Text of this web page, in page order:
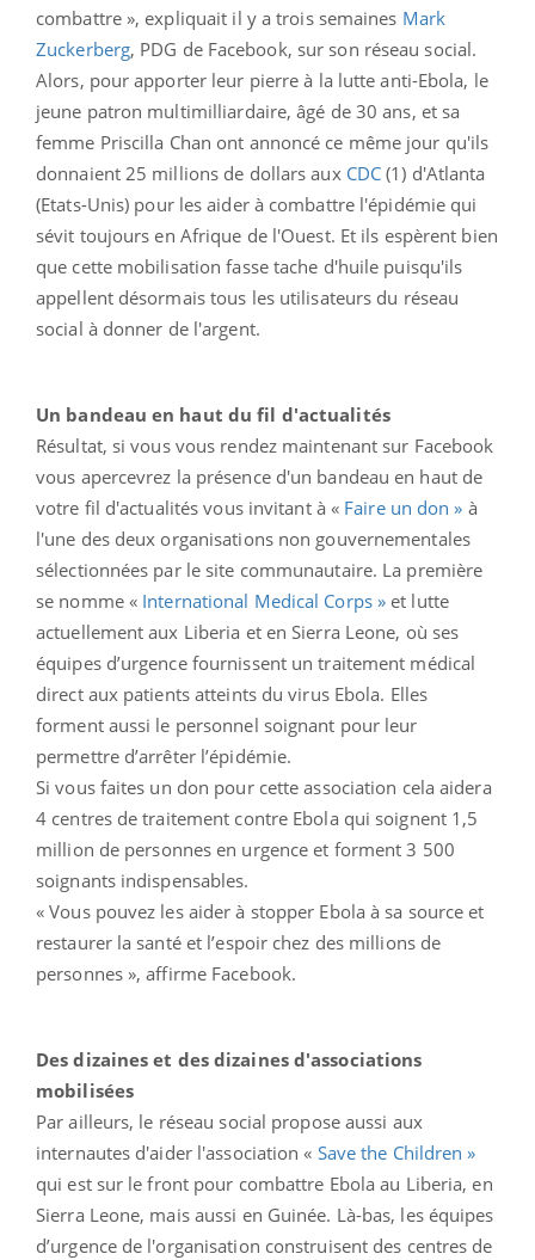
combattre », expliquait il y a trois semaines Mark
Zuckerberg, PDG de Facebook, sur son réseau social.
Alors, pour apporter leur pierre à la lutte anti-Ebola, le
jeune patron multimilliardaire, âgé de 30 ans, et sa
femme Priscilla Chan ont annoncé ce même jour qu'ils
donnaient 25 millions de dollars aux CDC (1) d'Atlanta
(Etats-Unis) pour les aider à combattre l'épidémie qui
sévit toujours en Afrique de l'Ouest. Et ils espèrent bien
que cette mobilisation fasse tache d'huile puisqu'ils
appellent désormais tous les utilisateurs du réseau
social à donner de l'argent.
Un bandeau en haut du fil d'actualités
Résultat, si vous vous rendez maintenant sur Facebook
vous apercevrez la présence d'un bandeau en haut de
votre fil d'actualités vous invitant à « Faire un don » à
l'une des deux organisations non gouvernementales
sélectionnées par le site communautaire. La première
se nomme « International Medical Corps » et lutte
actuellement aux Liberia et en Sierra Leone, où ses
équipes d’urgence fournissent un traitement médical
direct aux patients atteints du virus Ebola. Elles
forment aussi le personnel soignant pour leur
permettre d’arrêter l’épidémie.
Si vous faites un don pour cette association cela aidera
4 centres de traitement contre Ebola qui soignent 1,5
million de personnes en urgence et forment 3 500
soignants indispensables.
« Vous pouvez les aider à stopper Ebola à sa source et
restaurer la santé et l’espoir chez des millions de
personnes », affirme Facebook.
Des dizaines et des dizaines d'associations
mobilisées
Par ailleurs, le réseau social propose aussi aux
internautes d'aider l'association « Save the Children »
qui est sur le front pour combattre Ebola au Liberia, en
Sierra Leone, mais aussi en Guinée. Là-bas, les équipes
d’urgence de l'organisation construisent des centres de